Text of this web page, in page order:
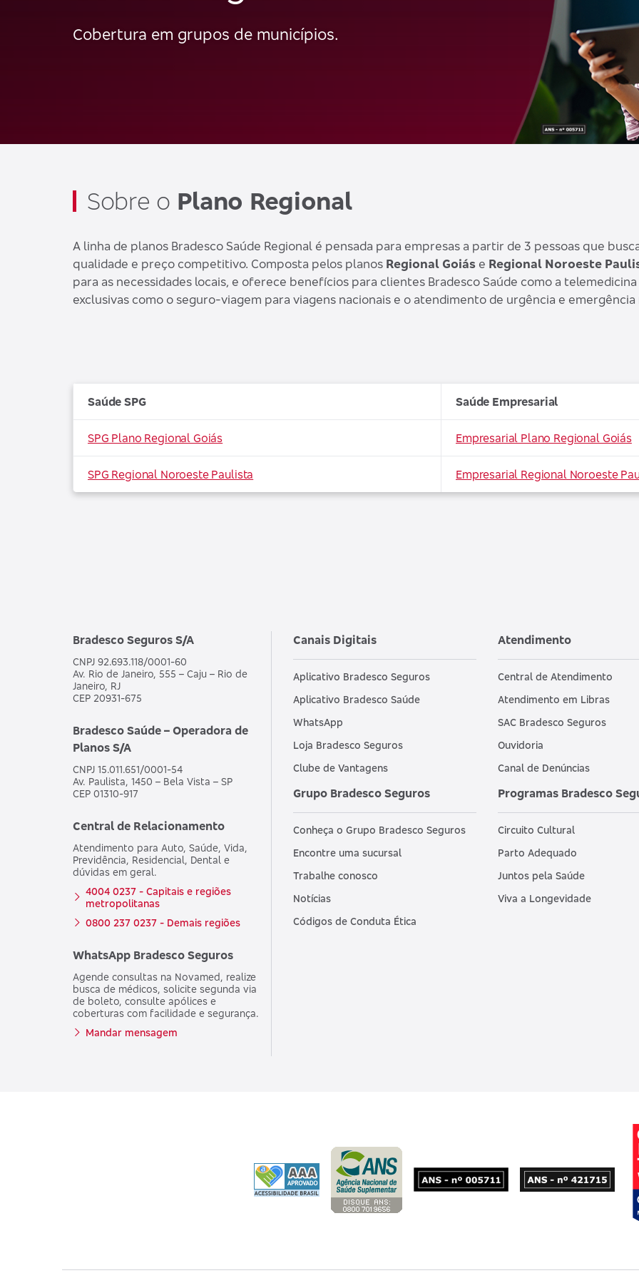
Cobertura em grupos de municípios.
Sobre o Plano Regional
A linha de planos Bradesco Saúde Regional é pensada para empresas a partir de 3 pessoas que
qualidade e preço competitivo. Composta pelos planos Regional Goiás e Regional Noroeste
para as necessidades locais, e oferece benefícios para clientes Bradesco Saúde como a
exclusivas como o seguro-viagem para viagens nacionais e o atendimento de urgência e
Saúde SPG Saúde Empresarial
SPG Plano Regional Goiás Empresarial Plano Regional Goiás
SPG Regional Noroeste Paulista Empresarial Regional Noroeste
Bradesco Seguros S/A
CNPJ 92.693.118/0001-60
Av. Rio de Janeiro, 555 – Caju – Rio de
Janeiro, RJ
CEP 20931-675
Bradesco Saúde – Operadora de
Planos S/A
CNPJ 15.011.651/0001-54
Av. Paulista, 1450 – Bela Vista – SP
CEP 01310-917
Central de Relacionamento
Atendimento para Auto, Saúde, Vida,
Previdência, Residencial, Dental e
dúvidas em geral.
4004 0237 - Capitais e regiões
metropolitanas
0800 237 0237 - Demais regiões
WhatsApp Bradesco Seguros
Agende consultas na Novamed, realize
busca de médicos, solicite segunda via
de boleto, consulte apólices e
coberturas com facilidade e segurança.
Mandar mensagem
Canais Digitais
Aplicativo Bradesco Seguros
Aplicativo Bradesco Saúde
WhatsApp
Loja Bradesco Seguros
Clube de Vantagens
Atendimento
Central de Atendimento
Atendimento em Libras
SAC Bradesco Seguros
Ouvidoria
Canal de Denúncias
Grupo Bradesco Seguros
Conheça o Grupo Bradesco Seguros
Encontre uma sucursal
Trabalhe conosco
Notícias
Códigos de Conduta Ética
Programas Bradesco
Circuito Cultural
Parto Adequado
Juntos pela Saúde
Viva a Longevidade